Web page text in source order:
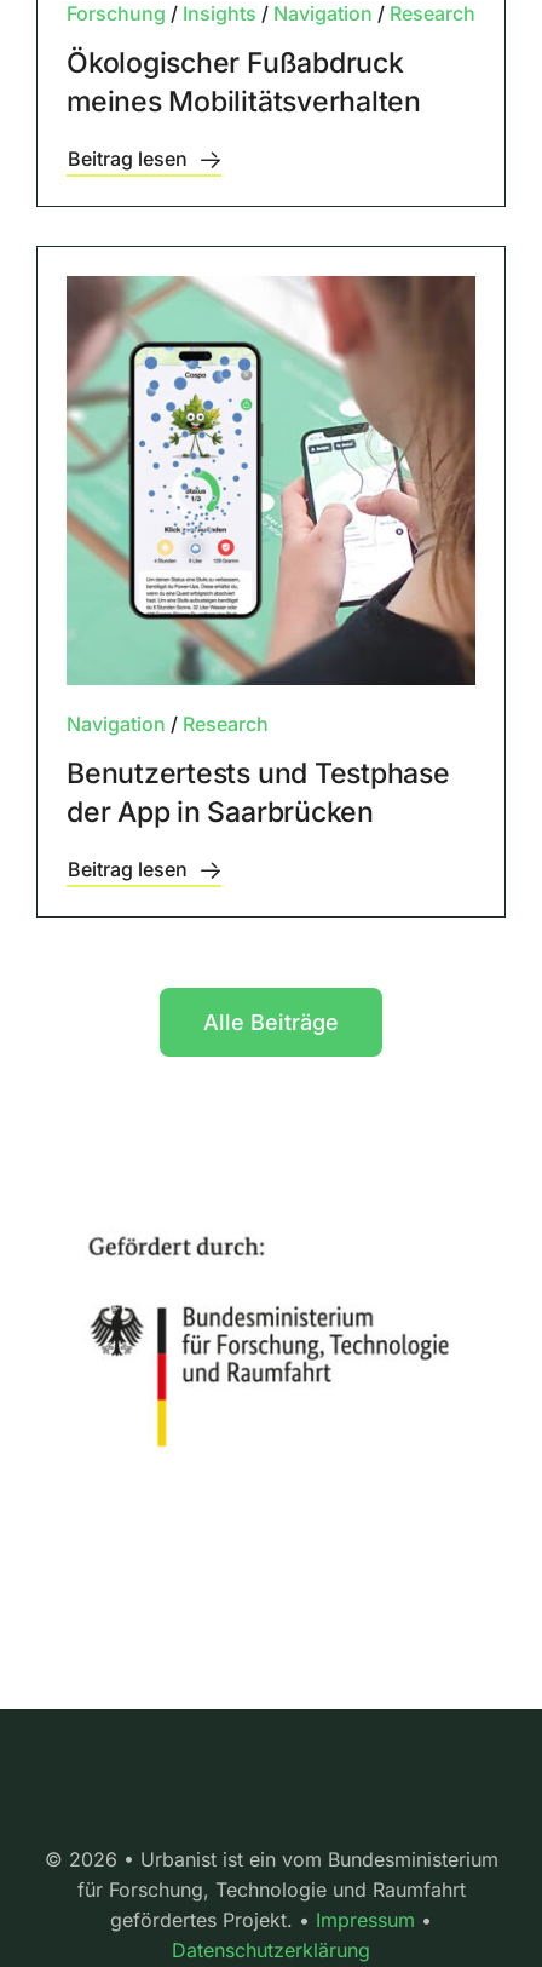
Forschung / Insights / Navigation / Research
Ökologischer Fußabdruck
meines Mobilitätsverhalten
Beitrag lesen
Navigation / Research
Benutzertests und Testphase
der App in Saarbrücken
Beitrag lesen
Alle Beiträge
© 2026 • Urbanist ist ein vom Bundesministerium
für Forschung, Technologie und Raumfahrt
gefördertes Projekt. • Impressum •
Datenschutzerklärung